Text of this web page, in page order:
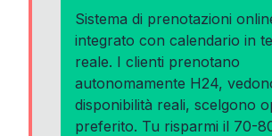
Sistema di prenotazioni
integrato con calendario in
reale. I clienti prenotano
autonomamente H24,
disponibilità reali, scelgono
preferito. Tu risparmi il 70-